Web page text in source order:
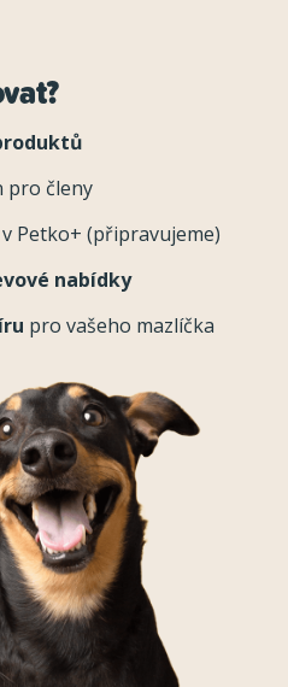
pro členy
v Petko+ (připravujeme)
nabídky
pro vašeho mazlíčka